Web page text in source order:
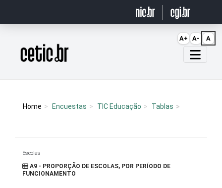
Página inicial
Home Encuestas TIC Educação Tablas
Escolas
A9 - PROPORÇÃO DE ESCOLAS, POR PERÍODO DE
FUNCIONAMENTO
A+ A- A